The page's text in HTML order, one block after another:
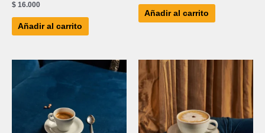
$ 16.000
Añadir al carrito
Añadir al carrito